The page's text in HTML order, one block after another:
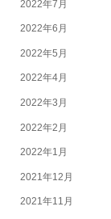
2022年7月
2022年6月
2022年5月
2022年4月
2022年3月
2022年2月
2022年1月
2021年12月
2021年11月